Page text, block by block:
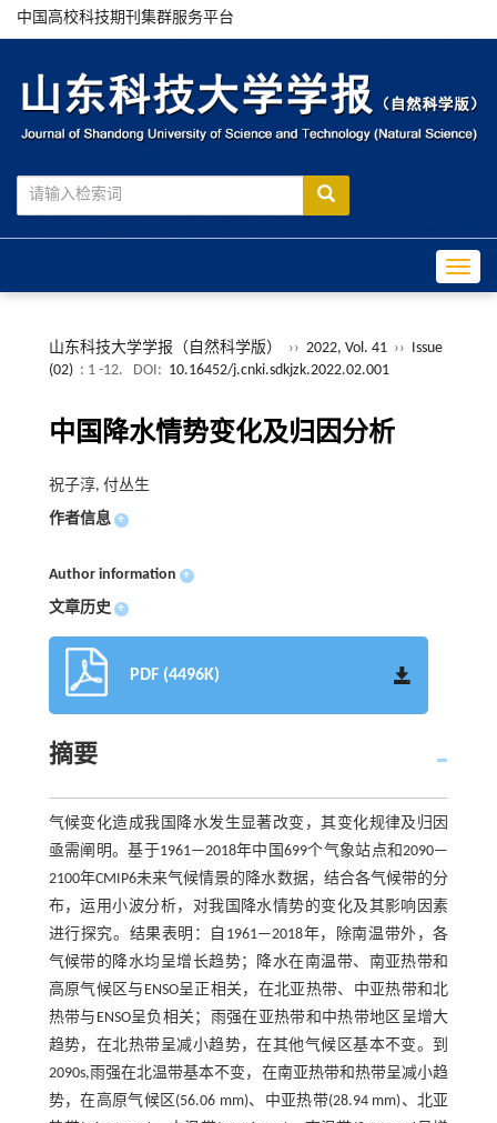
中国高校科技期刊集群服务平台
山东科技大学学报（自然科学版） ›› 2022, Vol. 41 ›› Issue
(02) : 1 -12. DOI: 10.16452/j.cnki.sdkjzk.2022.02.001
中国降水情势变化及归因分析
祝子淳, 付丛生
作者信息 +
Author information +
文章历史 +
PDF (4496K)
摘要
气候变化造成我国降水发生显著改变，其变化规律及归因
亟需阐明。基于1961—2018年中国699个气象站点和2090—
2100年CMIP6未来气候情景的降水数据，结合各气候带的分
布，运用小波分析，对我国降水情势的变化及其影响因素
进行探究。结果表明：自1961—2018年，除南温带外，各
气候带的降水均呈增长趋势；降水在南温带、南亚热带和
高原气候区与ENSO呈正相关，在北亚热带、中亚热带和北
热带与ENSO呈负相关；雨强在亚热带和中热带地区呈增大
趋势，在北热带呈减小趋势，在其他气候区基本不变。到
2090s,雨强在北温带基本不变，在南亚热带和热带呈减小趋
势，在高原气候区(56.06 mm)、中亚热带(28.94 mm)、北亚